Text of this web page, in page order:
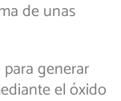
de unas
generar
el óxido